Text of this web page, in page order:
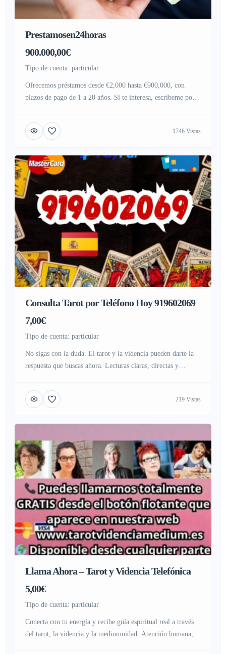
Prestamosen24horas
900.000,00€
tipo de cuenta: particular
Ofrecemos préstamos desde €2,000 hasta €900,000, con
plazos de pago de 1 a 20 años. Si te interesa, escríbeme por
1746 Vistas
Consulta Tarot por Teléfono Hoy 919602069
7,00€
tipo de cuenta: particular
No sigas con la duda. El tarot y la videncia pueden darte la
respuesta que buscas ahora. Lecturas claras, directas y
bloqueados. Llama de inmediato tocando el botón flotante de
la página web. Llamada gratuita desde cualquier parte del219 Vistas
Llama Ahora – Tarot y Videncia Telefónica
5,00€
tipo de cuenta: particular
Conecta con tu energía y recibe guía espiritual real a través
del tarot, la videncia y la mediumnidad. Atención humana,